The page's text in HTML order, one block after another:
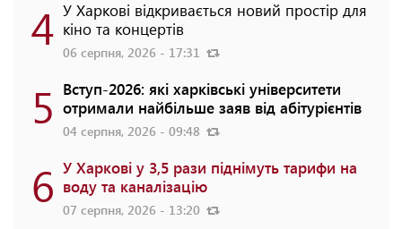
4 У Харкові відкривається новий простір для
кіно та концертів
06 серпня, 2026 - 17:31
5 Вступ-2026: які харківські університети
отримали найбільше заяв від абітурієнтів
04 серпня, 2026 - 09:48
6 У Харкові у 3,5 рази піднімуть тарифи на
воду та каналізацію
07 серпня, 2026 - 13:20